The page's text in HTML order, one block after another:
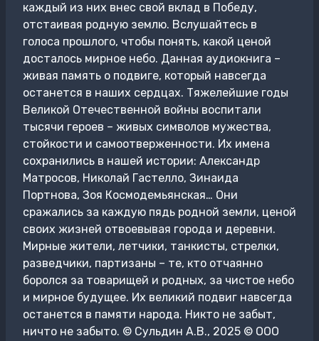
каждый из них внес свой вклад в Победу,
отстаивая родную землю. Вслушайтесь в
голоса прошлого, чтобы понять, какой ценой
досталось мирное небо. Данная аудиокнига –
живая память о подвиге, который навсегда
останется в наших сердцах. Тяжелейшие годы
Великой Отечественной войны воспитали
тысячи героев – живых символов мужества,
стойкости и самоотверженности. Их имена
сохранились в нашей истории: Александр
Матросов, Николай Гастелло, Зинаида
Портнова, Зоя Космодемьянская… Они
сражались за каждую пядь родной земли, ценой
своих жизней отвоевывая города и деревни.
Мирные жители, летчики, танкисты, стрелки,
разведчики, партизаны – те, кто отчаянно
боролся за товарищей и родных, за чистое небо
и мирное будущее. Их великий подвиг навсегда
останется в памяти народа. Никто не забыт,
ничто не забыто. © Сульдин А.В., 2025 © ООО